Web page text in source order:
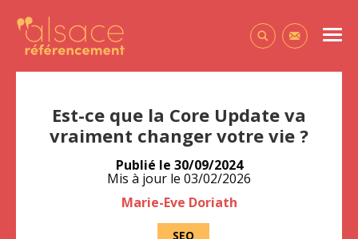
Alsace Référencement Le blog de Première Place
Contactez-
Est-ce que la Core Update va
vraiment changer votre vie ?
Publié le 30/09/2024
Mis à jour le 03/02/2026
AuteurMarie-Eve Doriath
SEO